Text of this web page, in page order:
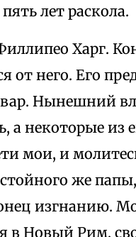
лет раскола.
Харг.
от него. Его
Нынешний
а некоторые из
мои, и
же
изгнанию.
в Новый Рим,